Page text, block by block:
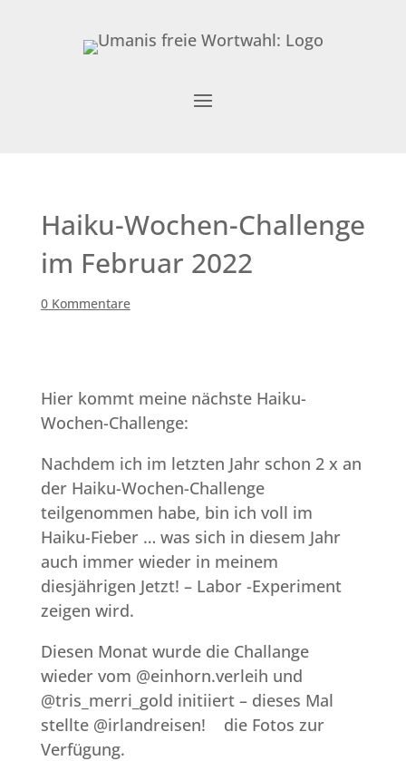
Haiku-Wochen-Challenge
im Februar 2022
0 Kommentare
Hier kommt meine nächste Haiku-
Wochen-Challenge:
Nachdem ich im letzten Jahr schon 2 x an
der Haiku-Wochen-Challenge
teilgenommen habe, bin ich voll im
Haiku-Fieber … was sich in diesem Jahr
auch immer wieder in meinem
diesjährigen Jetzt! – Labor -Experiment
zeigen wird.
Diesen Monat wurde die Challange
wieder vom @einhorn.verleih und
@tris_merri_gold initiiert – dieses Mal
stellte @irlandreisen! die Fotos zur
Verfügung.